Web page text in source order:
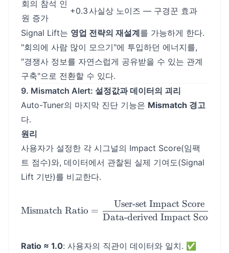
회의 참석 인
원 증가
+0.3사실상 노이즈 — 구경꾼 효과
Signal Lift는 영업 전략의 재설계를 가능하게 한다.
"회의에 사람 많이 모으기"에 투입하던 에너지를,
"경쟁사 정보를 자연스럽게 공유받을 수 있는 관계
구축"으로 전환할 수 있다.
9. Mismatch Alert: 설정값과 데이터의 괴리
Auto-Tuner의 마지막 진단 기능은 Mismatch 경고
다.
원리
사용자가 설정한 각 시그널의 Impact Score(임팩
트 점수)와, 데이터에서 관찰된 실제 기여도(Signal
Lift 기반)를 비교한다.
\text{Mismatch Ratio} =
Mismatch Ratio =
Data-derived Impact Score
User-set Impact Score
Ratio ≈ 1.0: 사용자의 직관이 데이터와 일치. ✅